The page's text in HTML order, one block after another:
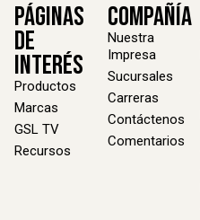
Páginas
de
Interés
Productos
Marcas
GSL TV
Recursos
Compañía
Nuestra
Impresa
Sucursales
Carreras
Contáctenos
Comentarios